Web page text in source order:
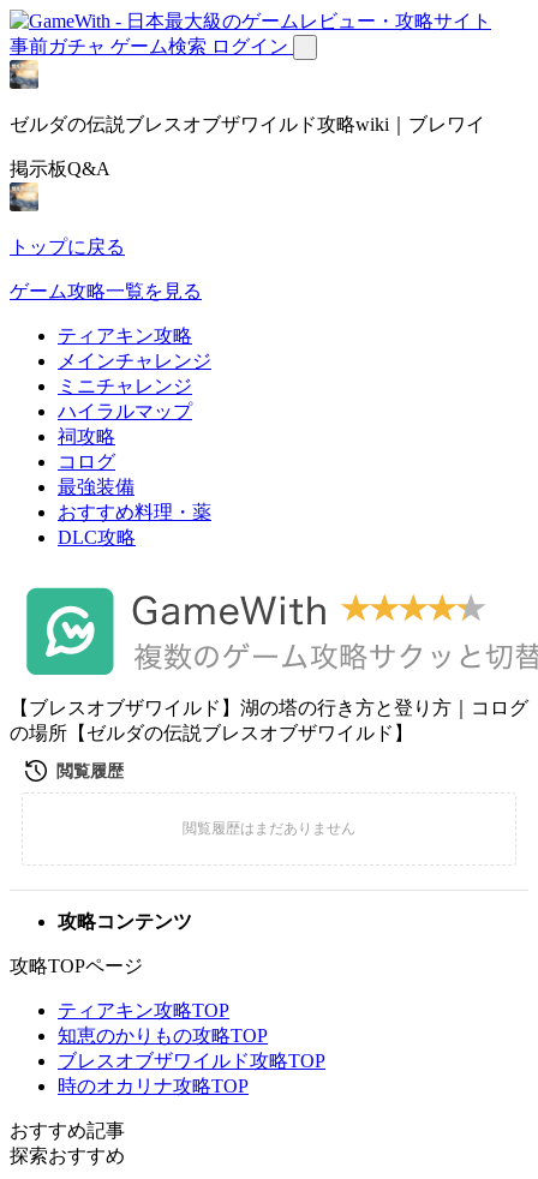
事前ガチャ ゲーム検索 ログイン
ゼルダの伝説ブレスオブザワイルド攻略wiki｜ブレワイ
掲示板Q&A
トップに戻る
ゲーム攻略一覧を見る
ティアキン攻略
メインチャレンジ
ミニチャレンジ
ハイラルマップ
祠攻略
コログ
最強装備
おすすめ料理・薬
DLC攻略
【ブレスオブザワイルド】湖の塔の行き方と登り方｜コログ
の場所【ゼルダの伝説ブレスオブザワイルド】
攻略コンテンツ
攻略TOPページ
ティアキン攻略TOP
知恵のかりもの攻略TOP
ブレスオブザワイルド攻略TOP
時のオカリナ攻略TOP
おすすめ記事
探索おすすめ